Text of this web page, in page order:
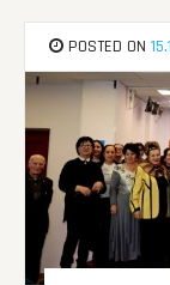
POSTED ON